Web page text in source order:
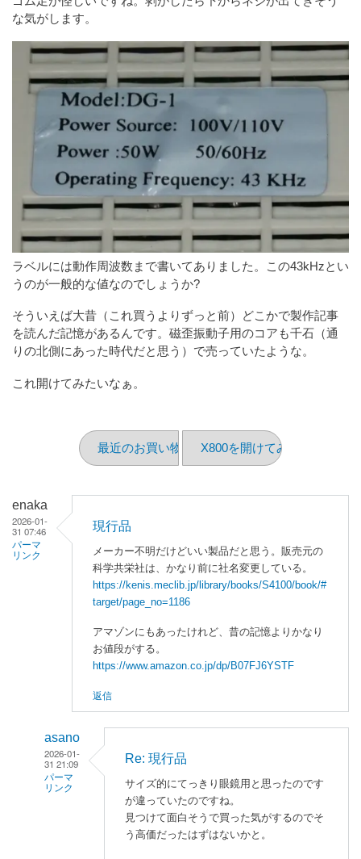
な気がします。
ラベルには動作周波数まで書いてありました。この43kHzとい
うのが一般的な値なのでしょうか?
そういえば大昔（これ買うよりずっと前）どこかで製作記事
を読んだ記憶があるんです。磁歪振動子用のコアも千石（通
りの北側にあった時代だと思う）で売っていたような。
これ開けてみたいなぁ。
最近のお買い物（2026/01）X800を開けてみた
enaka
2026-01-
31 07:46
パーマ
リンク
現行品
メーカー不明だけどいい製品だと思う。販売元の
科学共栄社は、かなり前に社名変更している。
https://kenis.meclib.jp/library/books/S4100/book/#
target/page_no=1186
アマゾンにもあったけれど、昔の記憶よりかなり
お値段がする。
https://www.amazon.co.jp/dp/B07FJ6YSTF
返信
asano
2026-01-
31 21:09
パーマ
リンク
Re: 現行品
サイズ的にてっきり眼鏡用と思ったのです
が違っていたのですね。
見つけて面白そうで買った気がするのでそ
う高価だったはずはないかと。